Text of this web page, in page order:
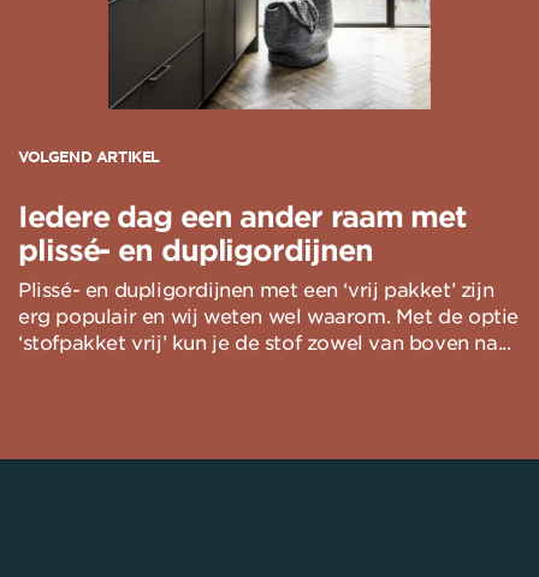
VOLGEND ARTIKEL
Iedere dag een ander raam met
plissé- en dupligordijnen
Plissé- en dupligordijnen met een ‘vrij pakket’ zijn
erg populair en wij weten wel waarom. Met de optie
‘stofpakket vrij’ kun je de stof zowel van boven na...